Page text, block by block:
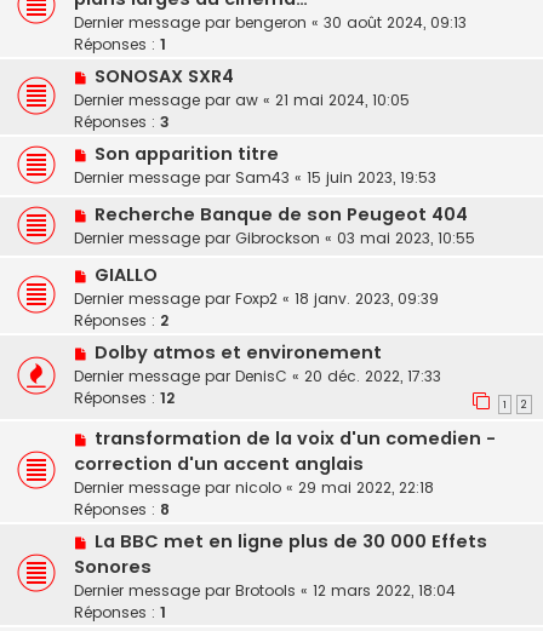
Dernier message par bengeron « 30 août 2024, 09:13
Réponses : 1
SONOSAX SXR4
Dernier message par aw « 21 mai 2024, 10:05
Réponses : 3
Son apparition titre
Dernier message par Sam43 « 15 juin 2023, 19:53
Recherche Banque de son Peugeot 404
Dernier message par Gibrockson « 03 mai 2023, 10:55
GIALLO
Dernier message par Foxp2 « 18 janv. 2023, 09:39
Réponses : 2
Dolby atmos et environement
Dernier message par DenisC « 20 déc. 2022, 17:33
Réponses : 12 1 2
transformation de la voix d'un comedien -
correction d'un accent anglais
Dernier message par nicolo « 29 mai 2022, 22:18
Réponses : 8
La BBC met en ligne plus de 30 000 Effets
Sonores
Dernier message par Brotools « 12 mars 2022, 18:04
Réponses : 1